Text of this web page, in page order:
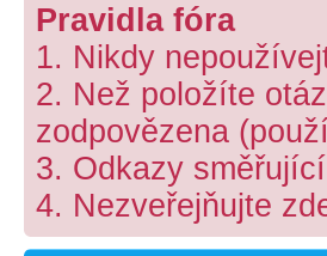
Pravidla fóra
1. Nikdy
2. Než položíte
zodpovězena
3. Odkazy
4. Nezveřejňujte